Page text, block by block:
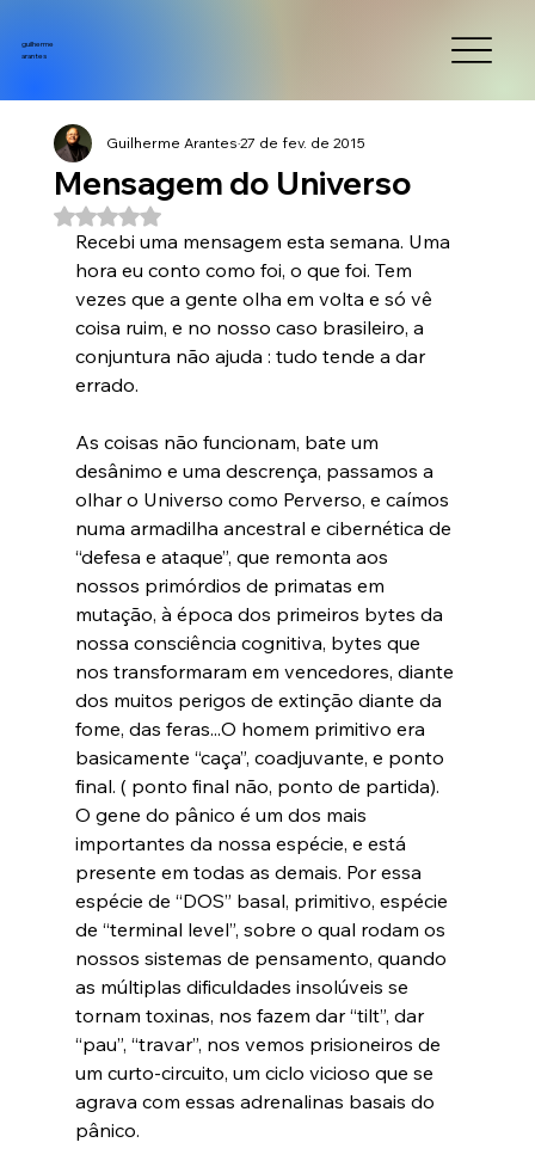
guilherme
arantes
Mensagem do Universo
Guilherme Arantes27 de fev. de 2015
Avaliado com NaN de 5 estrelas.
Recebi uma mensagem esta semana. Uma
hora eu conto como foi, o que foi. Tem
vezes que a gente olha em volta e só vê
coisa ruim, e no nosso caso brasileiro, a
conjuntura não ajuda : tudo tende a dar
errado.
As coisas não funcionam, bate um
desânimo e uma descrença, passamos a
olhar o Universo como Perverso, e caímos
numa armadilha ancestral e cibernética de
“defesa e ataque”, que remonta aos
nossos primórdios de primatas em
mutação, à época dos primeiros bytes da
nossa consciência cognitiva, bytes que
nos transformaram em vencedores, diante
dos muitos perigos de extinção diante da
fome, das feras...O homem primitivo era
basicamente “caça”, coadjuvante, e ponto
final. ( ponto final não, ponto de partida).
O gene do pânico é um dos mais
importantes da nossa espécie, e está
presente em todas as demais. Por essa
espécie de “DOS” basal, primitivo, espécie
de “terminal level”, sobre o qual rodam os
nossos sistemas de pensamento, quando
as múltiplas dificuldades insolúveis se
tornam toxinas, nos fazem dar “tilt”, dar
“pau”, “travar”, nos vemos prisioneiros de
um curto-circuito, um ciclo vicioso que se
agrava com essas adrenalinas basais do
pânico.